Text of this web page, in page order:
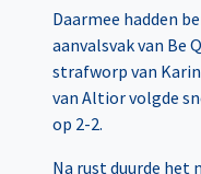
Daarmee hadden
aanvalsvak van Be
strafworp van
van Altior volgde
op 2-2.
Na rust duurde het